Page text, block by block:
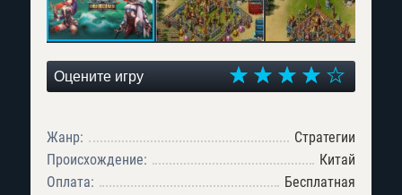
Оцените игру
Жанр:
Стратегии
Происхождение:
Китай
Оплата:
Бесплатная